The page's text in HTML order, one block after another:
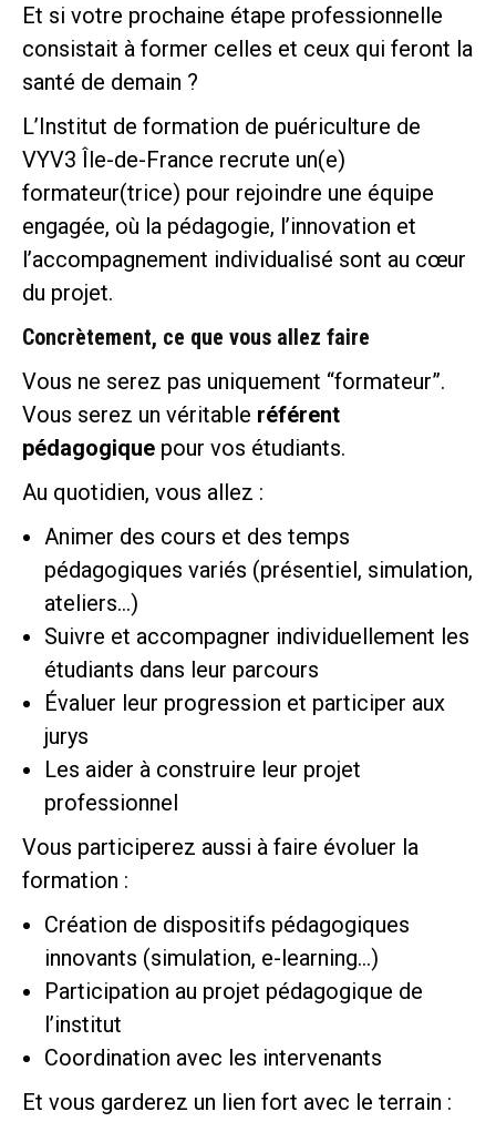
Et si votre prochaine étape professionnelle
consistait à former celles et ceux qui feront la
santé de demain ?
L’Institut de formation de puériculture de
VYV3 Île-de-France recrute un(e)
formateur(trice) pour rejoindre une équipe
engagée, où la pédagogie, l’innovation et
l’accompagnement individualisé sont au cœur
du projet.
Concrètement, ce que vous allez faire
Vous ne serez pas uniquement “formateur”.
Vous serez un véritable référent
pédagogique pour vos étudiants.
Au quotidien, vous allez :
Animer des cours et des temps
pédagogiques variés (présentiel, simulation,
ateliers…)
Suivre et accompagner individuellement les
étudiants dans leur parcours
Évaluer leur progression et participer aux
jurys
Les aider à construire leur projet
professionnel
Vous participerez aussi à faire évoluer la
formation :
Création de dispositifs pédagogiques
innovants (simulation, e-learning…)
Participation au projet pédagogique de
l’institut
Coordination avec les intervenants
Et vous garderez un lien fort avec le terrain :